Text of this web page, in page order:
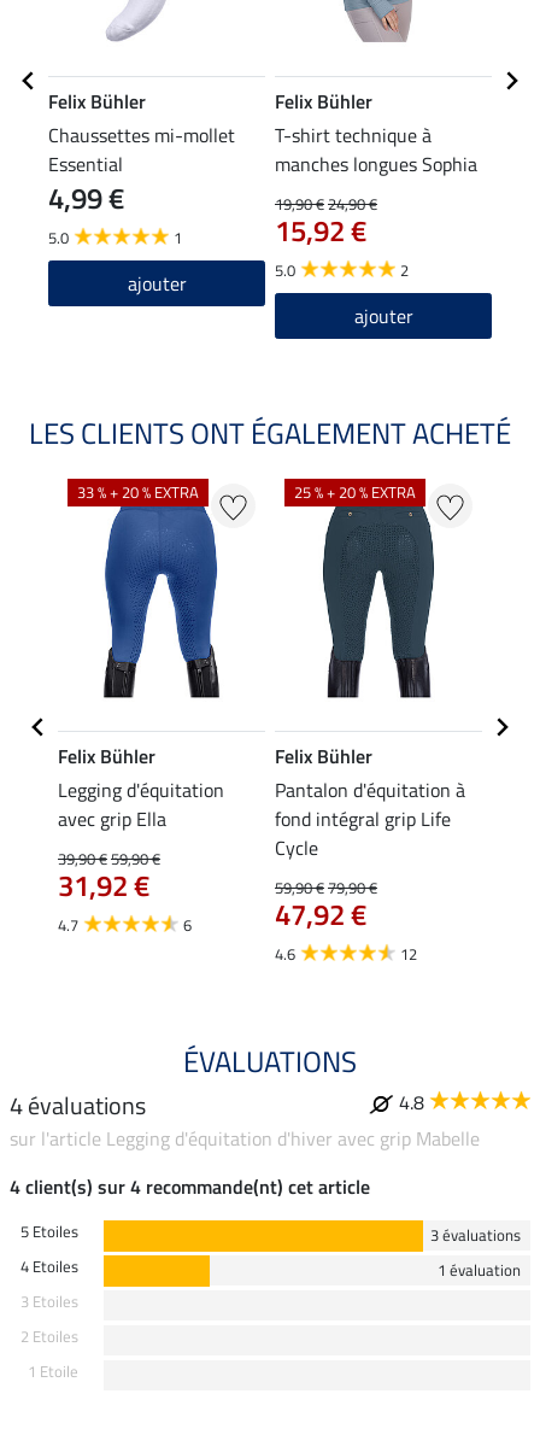
Felix Bühler
Chaussettes mi-mollet
Essential
4,99 €
5.0 1
ajouter
Felix Bühler
T-shirt technique à
manches longues Sophia
19,90 €24,90 €
15,92 €
5.0 2
ajouter
LES CLIENTS ONT ÉGALEMENT ACHETÉ
33 % + 20 % EXTRA
Felix Bühler
Legging d'équitation
avec grip Ella
39,90 €59,90 €
31,92 €
4.7 6
25 % + 20 % EXTRA
Felix Bühler
Pantalon d'équitation à
fond intégral grip Life
Cycle
59,90 €79,90 €
47,92 €
4.6 12
ÉVALUATIONS
4 évaluations
4.8
sur l'article Legging d'équitation d'hiver avec grip Mabelle
4 client(s) sur 4 recommande(nt) cet article
5 Etoiles
3 évaluations
4 Etoiles
1 évaluation
3 Etoiles
2 Etoiles
1 Etoile